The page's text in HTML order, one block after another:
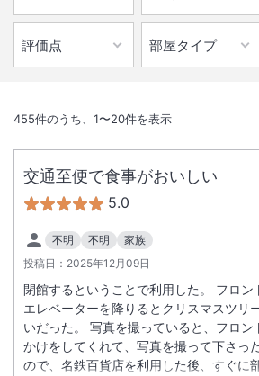
455件のうち、 1〜20件を表示
交通至便で食事がおいしい
5.0
不明 不明
家族
投稿日： 2025年12月09日
閉館するということで利用した。 フロン
エレベーターを降りるとクリスマスツリ
いだった。 写真を撮っていると、フロ
かけをしてくれて、写真を撮って下さっ
ので、名鉄百貨店を利用した後、すぐに